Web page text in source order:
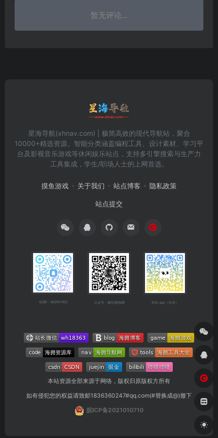
暂无评论...
星海导航(xhnav.com) | 极简高效的现代导航站，聚合
10000+精选资源。智能分类涵盖编程工具、设计素材、学习平
台及影视音乐游戏等休闲娱乐站点，支持多引擎搜索与生产力
工具集成，学生/职场人士的上网首选。
摸鱼游戏 关于我们 站点博客 隐私政策
站点提交
QQ群：682921902 公众号：微信搜海拥 本站 app（安卓）
本站资源全部来源于网络，版权归原版权方所有
如有侵犯您的权益请致邮1836360247#qq.com(#替换成@)撤下
皖ICP备2021010710